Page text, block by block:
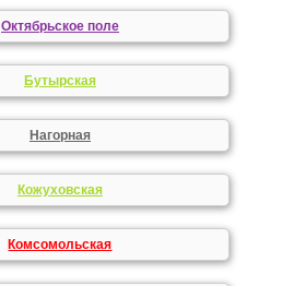
Октябрьское поле
Бутырская
Нагорная
Кожуховская
Комсомольская